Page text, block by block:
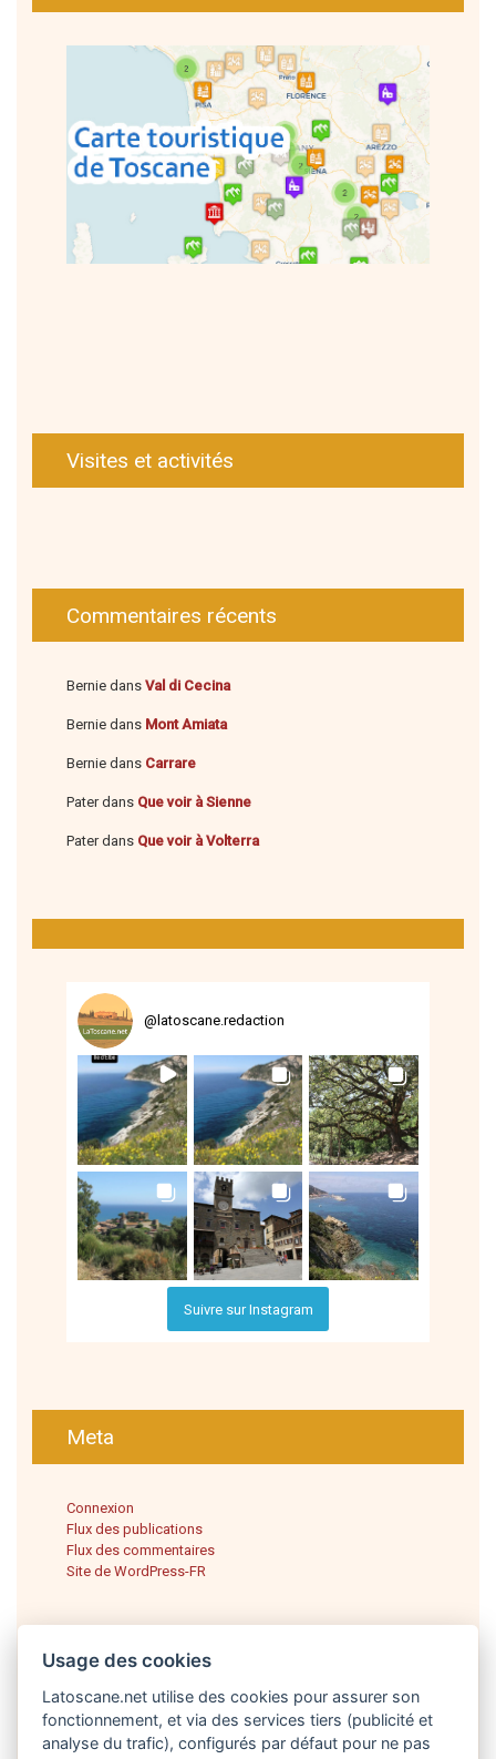
Visites et activités
Commentaires récents
Bernie dans Val di Cecina
Bernie dans Mont Amiata
Bernie dans Carrare
Paterdans Que voir à Sienne
Paterdans Que voir à Volterra
@ latoscane.redaction
Suivre sur Instagram
Meta
Connexion
Flux des publications
Flux des commentaires
Site de WordPress-FR
Usage des cookies
Latoscane.net utilise des cookies pour assurer son
fonctionnement, et via des services tiers (publicité et
analyse du trafic), configurés par défaut pour ne pas